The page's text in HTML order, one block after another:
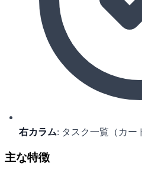
右カラム: タスク一覧（カー
主な特徴